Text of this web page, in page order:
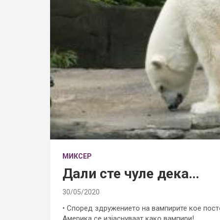
МИКСЕР
Дали сте чуле дека…
30/05/2020
• Според здружението на вампирите кое